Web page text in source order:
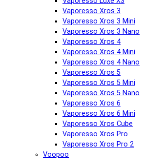
Vaporesso Xros 3
Vaporesso Xros 3 Mini
Vaporesso Xros 3 Nano
Vaporesso Xros 4
Vaporesso Xros 4 Mini
Vaporesso Xros 4 Nano
Vaporesso Xros 5
Vaporesso Xros 5 Mini
Vaporesso Xros 5 Nano
Vaporesso Xros 6
Vaporesso Xros 6 Mini
Vaporesso Xros Cube
Vaporesso Xros Pro
Vaporesso Xros Pro 2
Voopoo